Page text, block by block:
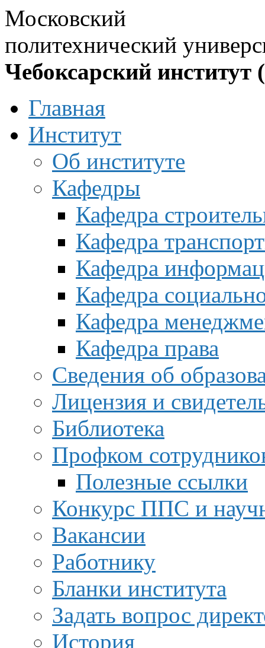
Московский
политехнический
Чебоксарский институт
Главная
Институт
Об институте
Кафедры
Кафедра
Кафедра
Кафедра
Кафедра
Кафедра
Кафедра права
Сведения об
Лицензия и
Библиотека
Профком
Полезные ссылки
Конкурс ППС и
Вакансии
Работнику
Бланки института
Задать вопрос
История